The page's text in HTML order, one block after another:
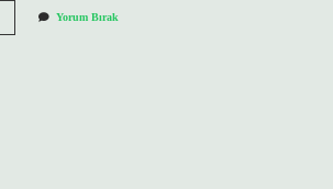
Yorum Bırak